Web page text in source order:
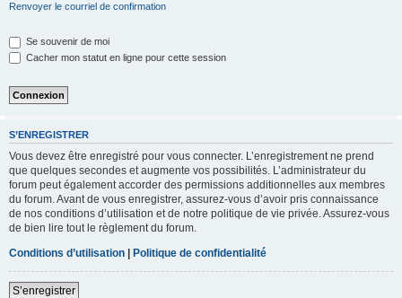
Renvoyer le courriel de confirmation
Se souvenir de moi
Cacher mon statut en ligne pour cette session
S’ENREGISTRER
Vous devez être enregistré pour vous connecter. L’enregistrement ne prend
que quelques secondes et augmente vos possibilités. L’administrateur du
forum peut également accorder des permissions additionnelles aux membres
du forum. Avant de vous enregistrer, assurez-vous d’avoir pris connaissance
de nos conditions d’utilisation et de notre politique de vie privée. Assurez-vous
de bien lire tout le règlement du forum.
Conditions d’utilisation | Politique de confidentialité
S’enregistrer